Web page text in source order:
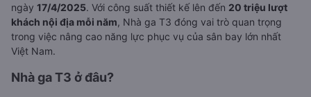
ngày 17/4/2025. Với công suất thiết kế lên đến 20 triệu lượt
khách nội địa mỗi năm, Nhà ga T3 đóng vai trò quan trọng
trong việc nâng cao năng lực phục vụ của sân bay lớn nhất
Việt Nam.
Nhà ga T3 ở đâu?